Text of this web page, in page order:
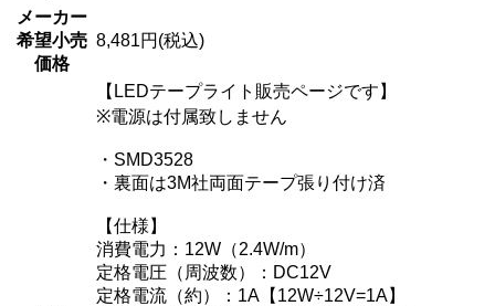
メーカー
希望小売
価格
8,481円(税込)
【LEDテープライト販売ページです】
※電源は付属致しません
・SMD3528
・裏面は3M社両面テープ張り付け済
【仕様】
消費電力：12W（2.4W/m）
定格電圧（周波数）：DC12V
定格電流（約）：1A【12W÷12V=1A】